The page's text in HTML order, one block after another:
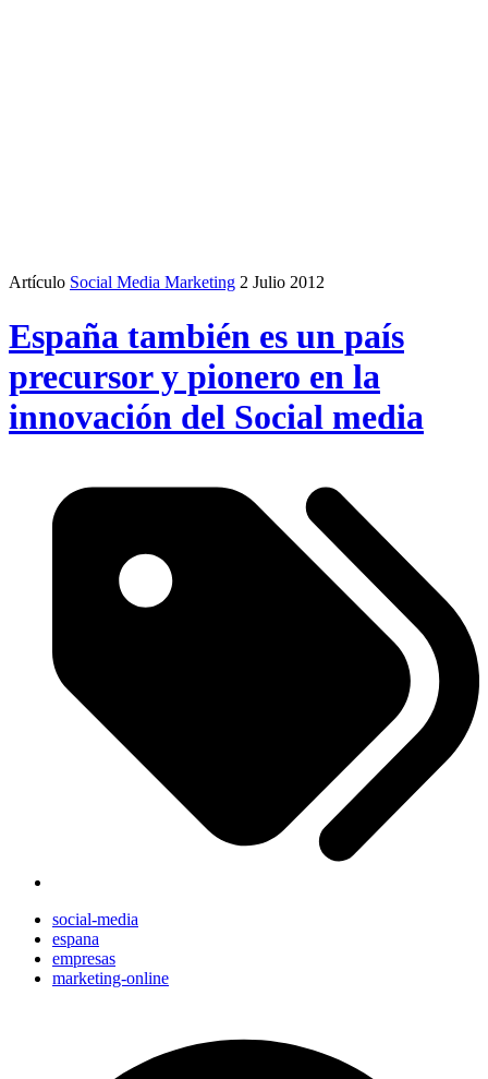
Artículo Social Media Marketing 2 Julio 2012
España también es un país
precursor y pionero en la
innovación del Social media
social-media
espana
empresas
marketing-online